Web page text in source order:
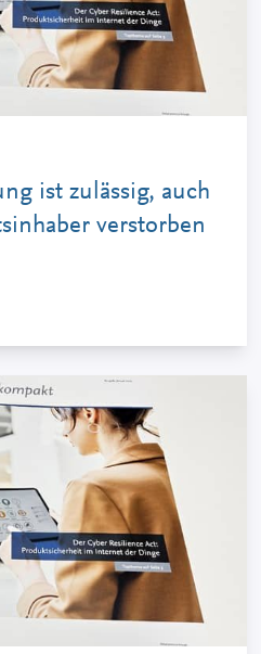
ist zulässig, auch
verstorben